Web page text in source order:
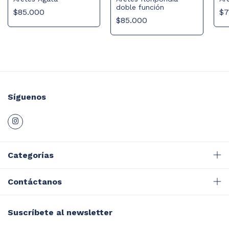
$85.000
doble función
$85.000
Síguenos
Categorías
Contáctanos
Suscríbete al newsletter